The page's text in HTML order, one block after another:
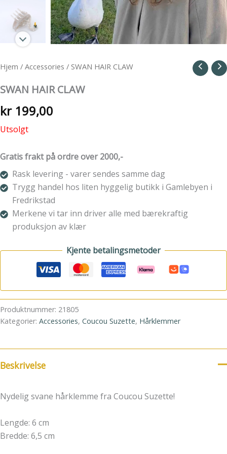
Hjem / Accessories / SWAN HAIR CLAW
SWAN HAIR CLAW
kr199,00
Utsolgt
Gratis frakt på ordre over 2000,-
Rask levering - varer sendes samme dag
Trygg handel hos liten hyggelig butikk i Gamlebyen i
Fredrikstad
Merkene vi tar inn driver alle med bærekraftig
produksjon av klær
Kjente betalingsmetoder
Produktnummer: 21805
Kategorier: Accessories, Coucou Suzette, Hårklemmer
Beskrivelse
Nydelig svane hårklemme fra Coucou Suzette!
Lengde: 6 cm
Bredde: 6,5 cm